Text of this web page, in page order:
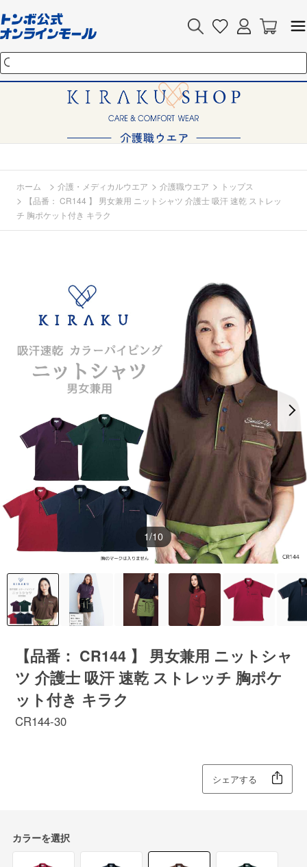
ホーム > 介護・メディカルウエア > 介護職ウエア > トップス
>
【品番： CR144 】 男女兼用 ニットシャツ 介護士 吸汗 速乾 ストレッ
チ 胸ポケット付き キラク
1/10
【品番： CR144 】 男女兼用 ニットシャ
ツ 介護士 吸汗 速乾 ストレッチ 胸ポケ
ット付き キラク
CR144-30
シェアする
カラーを選択